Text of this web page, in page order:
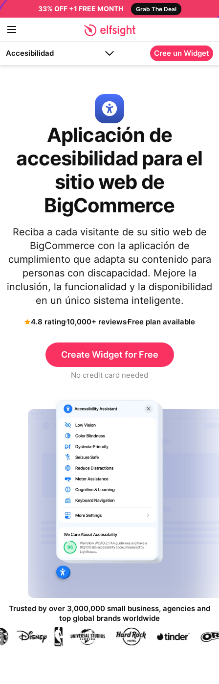
33% OFF +1 FREE MONTH Grab The Deal
Accesibilidad Cree un Widget
Aplicación de
accesibilidad para el
sitio web de
BigCommerce
Reciba a cada visitante de su sitio web de
BigCommerce con la aplicación de
cumplimiento que adapta su contenido para
personas con discapacidad. Mejore la
inclusión, la funcionalidad y la disponibilidad
en un único sistema inteligente.
4.8 rating10,000+ reviewsFree plan available
Create Widget for Free
No credit card needed
Trusted by over 3,000,000 small business, agencies and
top global brands worldwide